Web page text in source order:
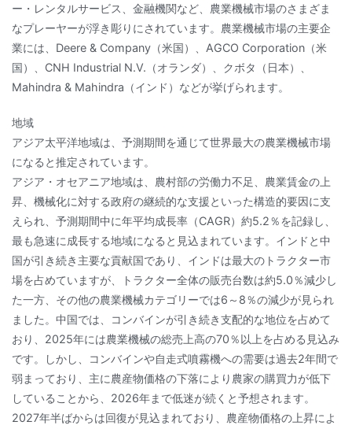
ー・レンタルサービス、金融機関など、農業機械市場のさまざま
なプレーヤーが浮き彫りにされています。農業機械市場の主要企
業には、Deere & Company（米国）、AGCO Corporation（米
国）、CNH Industrial N.V.（オランダ）、クボタ（日本）、
Mahindra & Mahindra（インド）などが挙げられます。
地域
アジア太平洋地域は、予測期間を通じて世界最大の農業機械市場
になると推定されています。
アジア・オセアニア地域は、農村部の労働力不足、農業賃金の上
昇、機械化に対する政府の継続的な支援といった構造的要因に支
えられ、予測期間中に年平均成長率（CAGR）約5.2％を記録し、
最も急速に成長する地域になると見込まれています。インドと中
国が引き続き主要な貢献国であり、インドは最大のトラクター市
場を占めていますが、トラクター全体の販売台数は約5.0％減少し
た一方、その他の農業機械カテゴリーでは6～8％の減少が見られ
ました。中国では、コンバインが引き続き支配的な地位を占めて
おり、2025年には農業機械の総売上高の70％以上を占める見込み
です。しかし、コンバインや自走式噴霧機への需要は過去2年間で
弱まっており、主に農産物価格の下落により農家の購買力が低下
していることから、2026年まで低迷が続くと予想されます。
2027年半ばからは回復が見込まれており、農産物価格の上昇によ